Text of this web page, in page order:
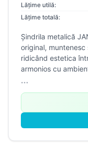
Lățime utilă:
Lățime totală:
Șindrila metalică
original,
ridicând estetica
armonios cu
...